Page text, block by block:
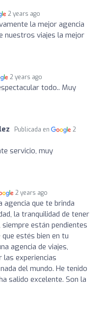
2 years ago
la mejor agencia
nuestros viajes la mejor
2 years ago
todo.. Muy
Publicada en
2
servicio, muy
2 years ago
agencia que te brinda
la tranquilidad de tener
están pendientes
estés bien en tu
agencia de viajes,
las experiencias
del mundo. He tenido
salido excelente. Son la